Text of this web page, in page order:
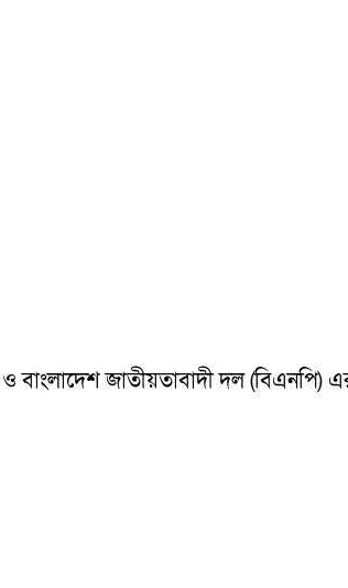
ও বাংলাদেশ জাতীয়তাবাদী দল